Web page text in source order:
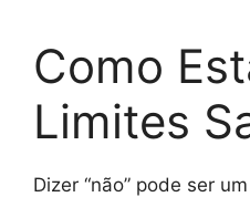
Como
Limites
Dizer “não” pode ser